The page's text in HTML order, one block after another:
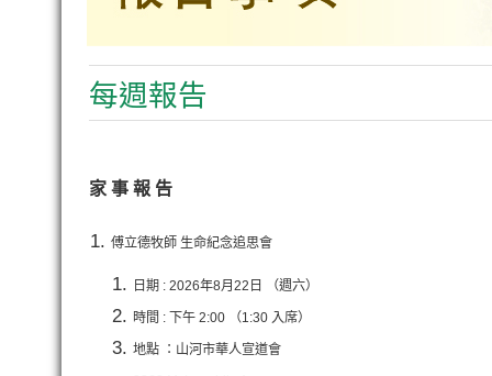
每週報告
家 事 報 告
傅立德牧師 生命紀念追思會
日期 : 2026年8月22日 （週六）
時間 : 下午 2:00 （1:30 入席）
地點 ：山河市華人宣道會